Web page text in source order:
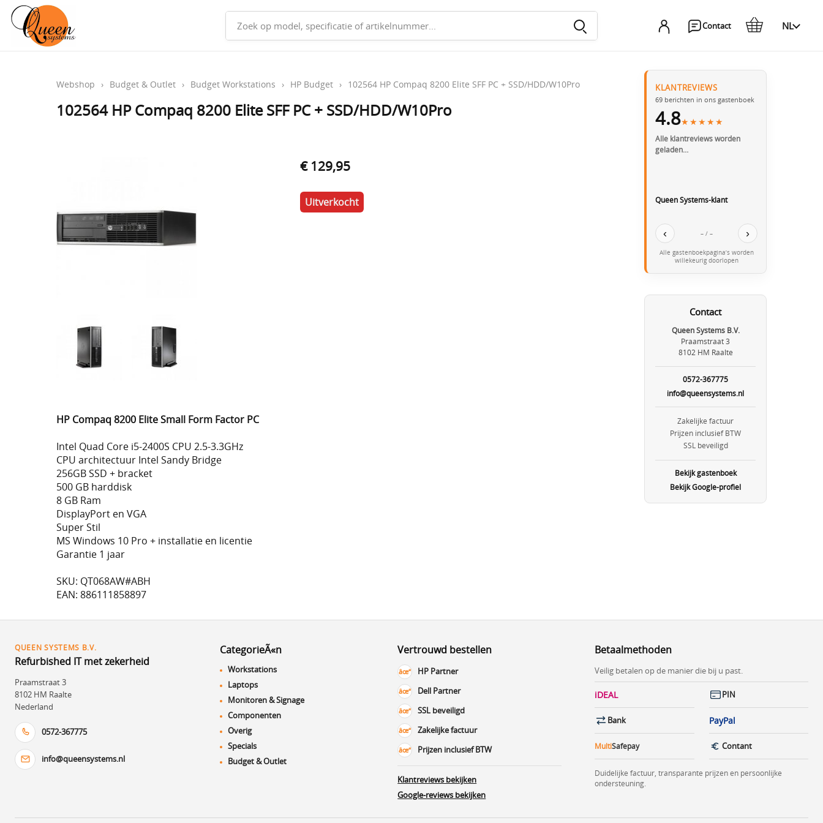
Contact NL
Webshop › Budget & Outlet › Budget Workstations › HP Budget › 102564 HP Compaq 8200 Elite SFF PC + SSD/HDD/W10Pro
102564 HP Compaq 8200 Elite SFF PC + SSD/HDD/W10Pro
€ 129,95
Uitverkocht
HP Compaq 8200 Elite Small Form Factor PC
Intel Quad Core i5-2400S CPU 2.5-3.3GHz
CPU architectuur Intel Sandy Bridge
256GB SSD + bracket
500 GB harddisk
8 GB Ram
DisplayPort en VGA
Super Stil
MS Windows 10 Pro + installatie en licentie
Garantie 1 jaar
SKU: QT068AW#ABH
EAN: 886111858897
KLANTREVIEWS
69 berichten in ons gastenboek
4.8★★★★★
Alle klantreviews worden
geladen…
Queen Systems-klant
‹ – / – ›
Alle gastenboekpagina’s worden
willekeurig doorlopen
Contact
Queen Systems B.V.
Praamstraat 3
8102 HM Raalte
0572-367775
info@queensystems.nl
Zakelijke factuur
Prijzen inclusief BTW
SSL beveiligd
Bekijk gastenboek
Bekijk Google-profiel
QUEEN SYSTEMS B.V.
Refurbished IT met zekerheid
Praamstraat 3
8102 HM Raalte
Nederland
0572-367775
info@queensystems.nl
CategorieÃ«n
Workstations
Laptops
Monitoren & Signage
Componenten
Overig
Specials
Budget & Outlet
Vertrouwd bestellen
HP Partner
Dell Partner
SSL beveiligd
Zakelijke factuur
Prijzen inclusief BTW
Klantreviews bekijken
Google-reviews bekijken
Betaalmethoden
Veilig betalen op de manier die bij u past.
iDEAL PIN
Bank PayPal
MultiSafepay Contant
Duidelijke factuur, transparante prijzen en persoonlijke
ondersteuning.